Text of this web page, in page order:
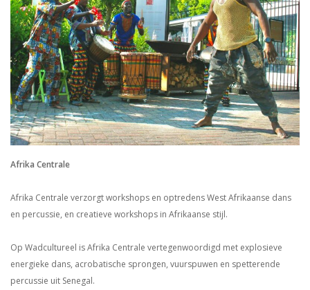
Afrika Centrale
Afrika Centrale verzorgt workshops en optredens West Afrikaanse dans
en percussie, en creatieve workshops in Afrikaanse stijl.
Op Wadcultureel is Afrika Centrale vertegenwoordigd met explosieve
energieke dans, acrobatische sprongen, vuurspuwen en spetterende
percussie uit Senegal.